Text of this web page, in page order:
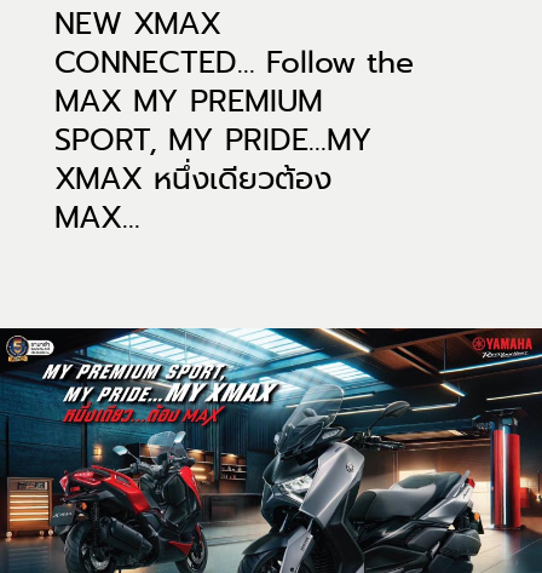
NEW XMAX
CONNECTED… Follow the
MAX MY PREMIUM
SPORT, MY PRIDE…MY
XMAX หนึ่งเดียวต้อง
MAX…